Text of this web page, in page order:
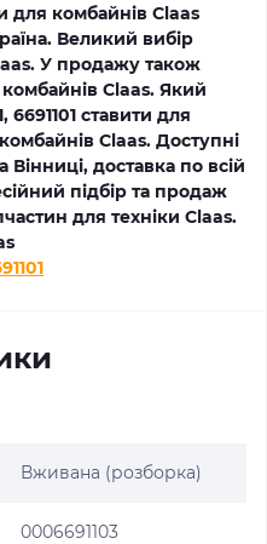
для комбайнів Claas
Великий вибір
У продажу також
комбайнів Claas. Який
6691101 ставити для
Claas. Доступні
Вінниці, доставка по всій
підбір та продаж
для техніки Claas.
Вживана (розборка)
0006691103